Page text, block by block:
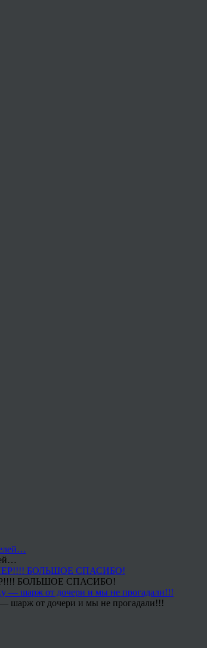
БОЛЬШОЕ СПАСИБО!
— шарж от дочери и мы не прогадали!!!